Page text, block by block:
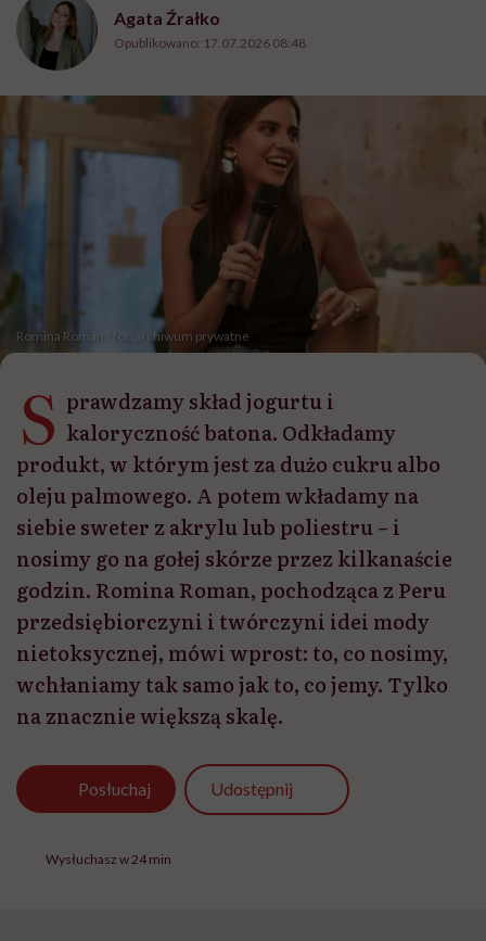
Agata Źrałko
Opublikowano: 17.07.2026 08:48
Romina Roman / fot. archiwum prywatne
S prawdzamy skład jogurtu i
kaloryczność batona. Odkładamy
produkt, w którym jest za dużo cukru albo
oleju palmowego. A potem wkładamy na
siebie sweter z akrylu lub poliestru – i
nosimy go na gołej skórze przez kilkanaście
godzin. Romina Roman, pochodząca z Peru
przedsiębiorczyni i twórczyni idei mody
nietoksycznej, mówi wprost: to, co nosimy,
wchłaniamy tak samo jak to, co jemy. Tylko
na znacznie większą skalę.
Posłuchaj Udostępnij
Wysłuchasz w 24 min